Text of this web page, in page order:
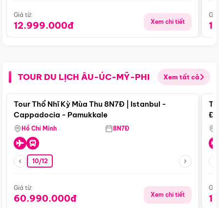
Giá từ:
12.999.000đ Xem chi tiết
TOUR DU LỊCH ÂU-ÚC-MỸ-PHI Xem tất cả
Điểm nổi bật
Tour Thổ Nhĩ Kỳ Mùa Thu 8N7Đ | Istanbul -
Cappadocia - Pamukkale
Hồ Chí Minh 8N7Đ
10/12
Giá từ:
60.990.000đ Xem chi tiết